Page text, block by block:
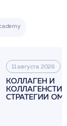
11 августа 2026
КОЛЛАГЕН И
СТРАТЕГИИ